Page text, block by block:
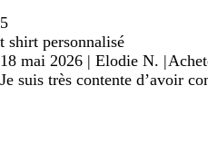
5
t shirt personnalisé
18 mai 2026 | Elodie N. |
Je suis très contente d’avoir